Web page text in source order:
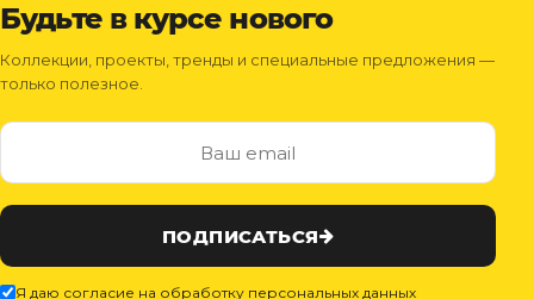
Будьте в курсе нового
Коллекции, проекты, тренды и специальные предложения —
только полезное.
ПОДПИСАТЬСЯ
Я даю согласие на обработку персональных данных